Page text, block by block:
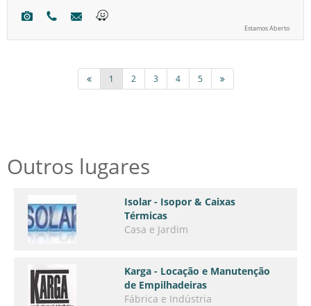
Estamos Aberto
1 2 3 4 5
Outros lugares
Isolar - Isopor & Caixas
Térmicas
Casa e Jardim
Karga - Locação e Manutenção
de Empilhadeiras
Fábrica e Indústria